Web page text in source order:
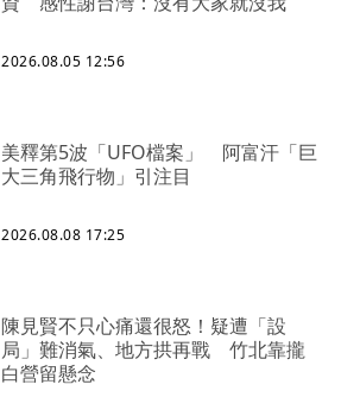
2026.08.05 12:56
美釋第5波「UFO檔案」 阿富汗「巨
大三角飛行物」引注目
2026.08.08 17:25
陳見賢不只心痛還很怒！疑遭「設
局」難消氣、地方拱再戰 竹北靠攏
白營留懸念